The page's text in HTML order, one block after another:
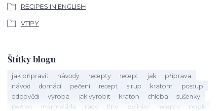
RECIPES IN ENGLISH
VTIPY
Štítky blogu
jak připravit návody recepty recept jak
příprava
návod
domácí pečení recept sirup kratom
postup
odpovědi
výroba jak vyrobit kraton chleba
sušenky
pečivo
marmeláda rady tipy bylinky recepty
popis